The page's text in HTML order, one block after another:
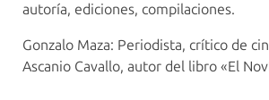
autoría, ediciones, compilaciones.
Gonzalo Maza: Periodista, crítico de
Ascanio Cavallo, autor del libro «El